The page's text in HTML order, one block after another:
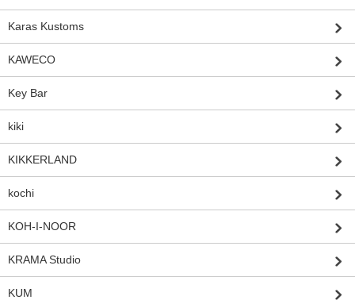
Karas Kustoms
KAWECO
Key Bar
kiki
KIKKERLAND
kochi
KOH-I-NOOR
KRAMA Studio
KUM